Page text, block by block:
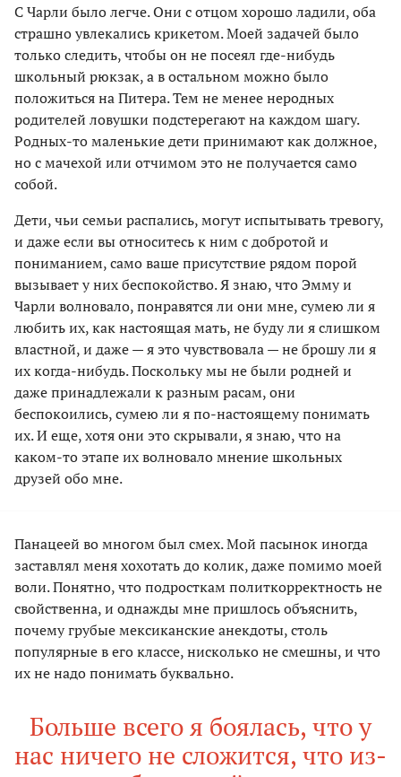
С Чарли было легче. Они с отцом хорошо ладили, оба
страшно увлекались крикетом. Моей задачей было
только следить, чтобы он не посеял где-нибудь
школьный рюкзак, а в остальном можно было
положиться на Питера. Тем не менее неродных
родителей ловушки подстерегают на каждом шагу.
Родных-то маленькие дети принимают как должное,
но с мачехой или отчимом это не получается само
собой.
Дети, чьи семьи распались, могут испытывать тревогу,
и даже если вы относитесь к ним с добротой и
пониманием, само ваше присутствие рядом порой
вызывает у них беспокойство. Я знаю, что Эмму и
Чарли волновало, понравятся ли они мне, сумею ли я
любить их, как настоящая мать, не буду ли я слишком
властной, и даже — я это чувствовала — не брошу ли я
их когда-нибудь. Поскольку мы не были родней и
даже принадлежали к разным расам, они
беспокоились, сумею ли я по-настоящему понимать
их. И еще, хотя они это скрывали, я знаю, что на
каком-то этапе их волновало мнение школьных
друзей обо мне.
Панацеей во многом был смех. Мой пасынок иногда
заставлял меня хохотать до колик, даже помимо моей
воли. Понятно, что подросткам политкорректность не
свойственна, и однажды мне пришлось объяснить,
почему грубые мексиканские анекдоты, столь
популярные в его классе, нисколько не смешны, и что
их не надо понимать буквально.
Больше всего я боялась, что у
нас ничего не сложится, что из-